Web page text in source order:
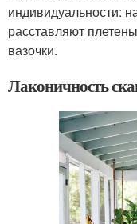
индивидуальности:
расставляют
вазочки.
Лаконичность